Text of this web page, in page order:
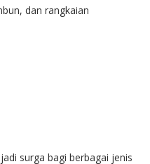
dan rangkaian
surga bagi berbagai jenis